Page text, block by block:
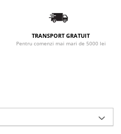
TRANSPORT GRATUIT
Pentru comenzi mai mari de 5000 lei